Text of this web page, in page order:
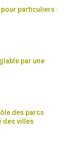
pour particuliers :
par une
des parcs
des villes